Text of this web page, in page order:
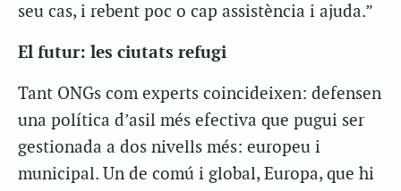
seu cas, i rebent poc o cap assistència i ajuda.”
El futur: les ciutats refugi
Tant ONGs com experts coincideixen: defensen
una política d’asil més efectiva que pugui ser
gestionada a dos nivells més: europeu i
municipal. Un de comú i global, Europa, que hi